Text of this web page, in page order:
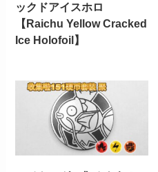
ックドアイスホロ
【Raichu Yellow Cracked
Ice Holofoil】